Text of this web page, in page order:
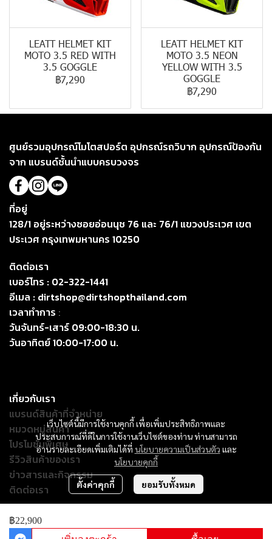
LEATT HELMET KIT
MOTO 3.5 RED WITH
3.5 GOGGLE
฿7,290
LEATT HELMET KIT
MOTO 3.5 NEON
YELLOW WITH 3.5
GOGGLE
฿7,290
฿22,900
เว็บไซต์นี้มีการใช้งานคุกกี้ เพื่อเพิ่มประสิทธิภาพและ
ประสบการณ์ที่ดีในการใช้งานเว็บไซต์ของท่าน ท่านสามารถ
อ่านรายละเอียดเพิ่มเติมได้ที่ นโยบายความเป็นส่วนตัว และ
นโยบายคุกกี้
ตั้งค่าคุกกี้ ยอมรับทั้งหมด
ศูนย์รวมอุปกรณ์โมโตสปอร์ต อุปกรณ์รถวิบาก อุปกรณ์ป้องกัน
จาก แบรนด์ชั้นนำแบบครบวงจร
ที่อยู่
128/1 อยู่ระหว่างซอยอ่อนนุช 76 และ 76/1 แขวงประเวศ เขต
ประเวศ กรุงเทพมหานคร 10250
ติดต่อเรา
เบอร์โทร : 02-322-1441
อีเมล : dirtshop@dirtshopthailand.com
เวลาทำการ :
วันจันทร์-เสาร์ 09:00-18:30 น.
วันอาทิตย์ 10:00-17:00 น.
เกี่ยวกับเรา
แบรนด์สินค้าที่จำหน่าย
หมวดหมู่สินค้า
โปรโมชั่นพิเศษ
รีวิวสินค้าของเรา
ข่าวสารและกิจกรรม
ติดต่อเรา
© Copyright 2024. All Right Reserved.